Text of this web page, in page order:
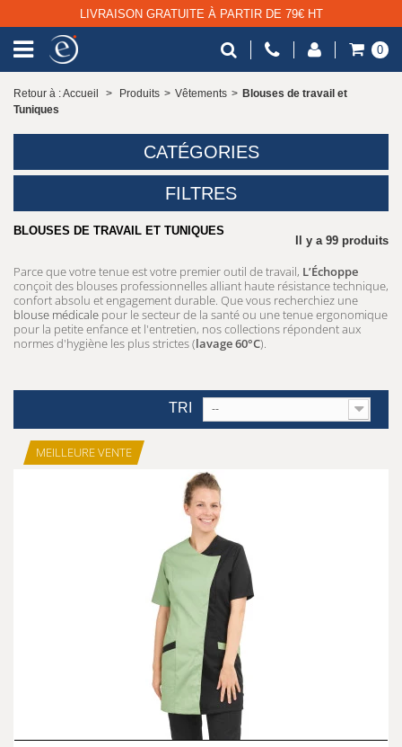
LIVRAISON GRATUITE À PARTIR DE 79€ HT
0
Retour à : Accueil > Produits > Vêtements > Blouses de travail et
Tuniques
CATÉGORIES
FILTRES
BLOUSES DE TRAVAIL ET TUNIQUES
Il y a 99 produits
Parce que votre tenue est votre premier outil de travail, L’Échoppe
conçoit des blouses professionnelles alliant haute résistance technique,
confort absolu et engagement durable. Que vous recherchiez une
blouse médicale pour le secteur de la santé ou une tenue ergonomique
pour la petite enfance et l'entretien, nos collections répondent aux
normes d'hygiène les plus strictes (lavage 60°C).
TRI --
MEILLEURE VENTE